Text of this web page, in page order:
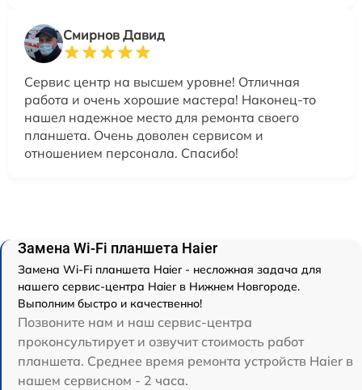
Смирнов Давид
Сервис центр на высшем уровне! Отличная
работа и очень хорошие мастера! Наконец-то
нашел надежное место для ремонта своего
планшета. Очень доволен сервисом и
отношением персонала. Спасибо!
Замена Wi-Fi планшета Haier
Замена Wi-Fi планшета Haier - несложная задача для
нашего сервис-центра Haier в Нижнем Новгороде.
Выполним быстро и качественно!
Позвоните нам и наш сервис-центра
проконсультирует и озвучит стоимость работ
планшета. Среднее время ремонта устройств Haier в
нашем сервисном - 2 часа.